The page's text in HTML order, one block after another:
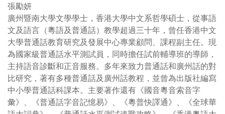
張勵妍
廣州暨南大學文學學士，香港大學中文系哲學碩士，從事語
文及語言（粵語及普通話）教學超過三十年，曾任香港中文
大學普通話教育研究及發展中心專業顧問、課程副主任。現
為國家級普通話水平測試員，同時擔任試前輔導班的導師，
主持語音診斷和正音服務。多年來致力普通話和廣州話的對
比研究，著有多種普通話及廣州話教程，並曾為出版社編寫
中小學普通話科課本。主要著作還有《國音粵音索音字
彙》、《普通話字音記憶易》、《粵普快譯通》、《全球華